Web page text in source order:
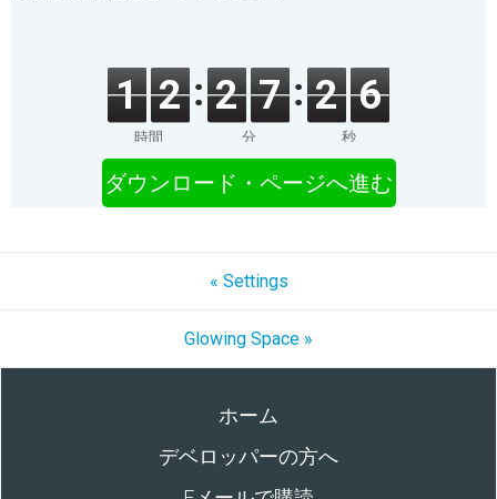
1 2
時間
2 7
分
2 6
秒
ダウンロード・ページへ進む
« Settings
Glowing Space »
ホーム
デベロッパーの方へ